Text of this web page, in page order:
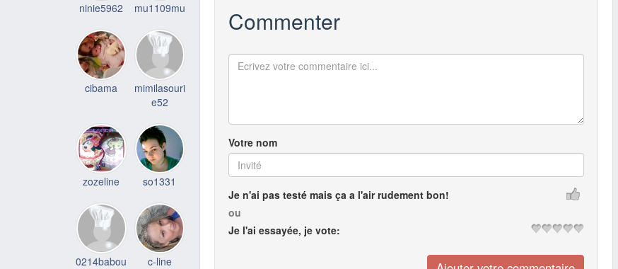
Commenter
Votre nom
Je n'ai pas testé mais ça a l'air rudement bon!
ou
Je l'ai essayée, je vote:
ninie5962 mu1109mu
cibama
mimilasouri
e52
zozeline so1331
0214babou c-line